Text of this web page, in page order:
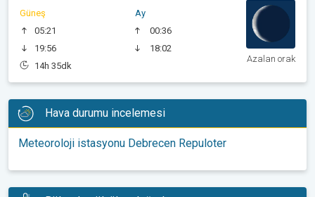
Güneş
05:21
19:56
14h 35dk
Ay
00:36
18:02
Azalan orak
Hava durumu incelemesi
Meteoroloji istasyonu Debrecen Repuloter